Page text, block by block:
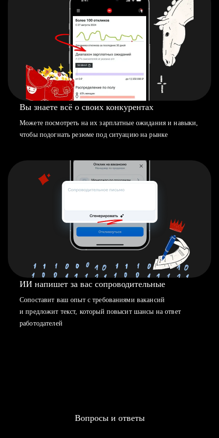
Вы знаете всё о своих конкурентах
Можете посмотреть на их зарплатные ожидания и навыки,
чтобы подогнать резюме под ситуацию на рынке
ИИ напишет за вас сопроводительные
Сопоставит ваш опыт с требованиями вакансий
и предложит текст, который повысит шансы на ответ
работодателей
Вопросы и ответы